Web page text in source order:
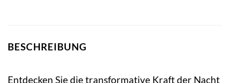
BESCHREIBUNG
Entdecken Sie die transformative Kraft der Nacht